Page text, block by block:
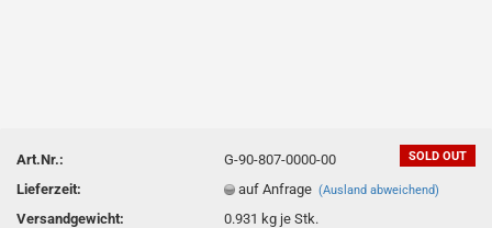
SOLD OUT
Art.Nr.:
G-90-807-0000-00
Lieferzeit:
auf Anfrage(Ausland abweichend)
Versandgewicht: 0.931 kg je Stk.